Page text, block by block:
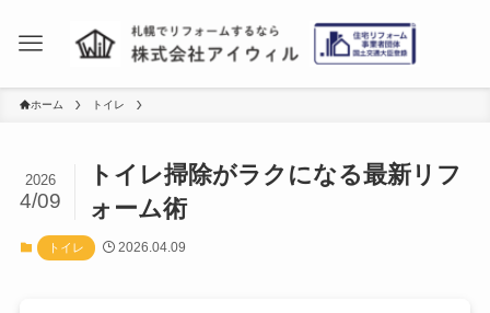
ホーム トイレ
トイレ掃除がラクになる最新リフ
ォーム術
2026
4/09
トイレ 2026.04.09